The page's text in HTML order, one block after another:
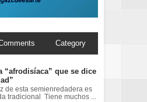
Category
“afrodisíaca” que se dice
de esta semienredadera es
tradicional Tiene muchos ...